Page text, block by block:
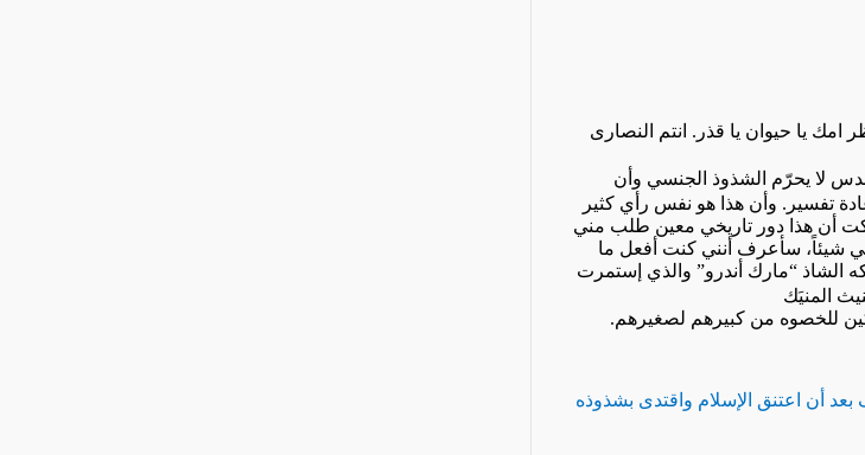
يا حيوان يا قذر. انتم النصارى
لا يحرّم الشذوذ الجنسي وأن
تفسير. وأن هذا هو نفس رأي كثير
أن هذا دور تاريخي معين طلب مني
شيئاً، سأعرف أنني كنت أفعل ما
الشاذ “مارك أندرو”والذي إستمرت
المنيَك
للخصوه من كبيرهم لصغيرهم.
أن اعتنق الإسلام واقتدى بشذوذه